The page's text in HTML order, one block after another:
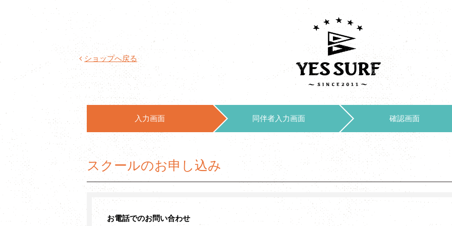
ショップへ戻る
入力画面 同伴者入力画面 確認画面
スクールのお申し込み
お電話でのお問い合わせ